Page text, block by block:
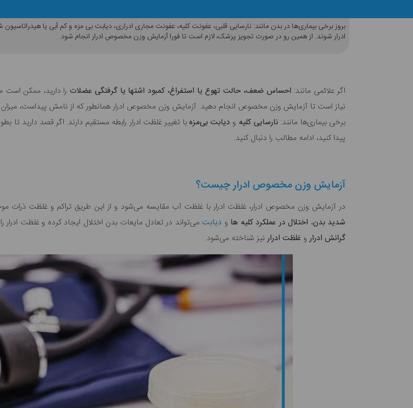
بروز برخی بیماری‌ها در بدن مانند: نارسایی قلبی، عفونت کلیه، عفونت مجاری ادراری، دیابت بی مزه و کم آبی یا
ادرار شوند. از همین رو در صورت تجویز پزشک، لازم است تا فورا آزمایش وزن مخصوص ادرار انجام شود.
اگر علائمی مانند: احساس ضعف، حالت تهوع یا استفراغ، کمبود اشتها یا گرفتگی عضلات را دارید، ممکن
نیاز است تا آزمایش وزن مخصوص انجام دهید. آزمایش وزن مخصوص ادرار همانطور که از نامش پیداست، میزان
برخی بیماری‌ها مانند:نارسایی کلیه و دیابت بی‌مزهبا تغییر غلظت ادرار رابطه مستقیم دارند. اگر قصد دارید تا
پیدا کنید، ادامه مطالب را دنبال کنید.
آزمایش وزن مخصوص ادرار چیست؟
در آزمایش وزن مخصوص ادرار، غلظت ادرار با غلظت آب مقایسه می‌شود و از این طریق تراکم و غلظت ذرات
شدید بدن، اختلال در عملکرد کلیه ها و دیابتمی‌تواند در تعادل مایعات بدن اختلال ایجاد کرده و غلظت
گرانش ادرارو غلظت ادرارنیز شناخته می‌شود.